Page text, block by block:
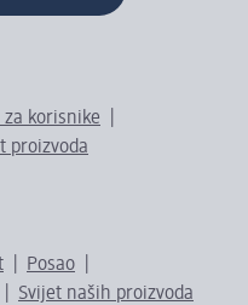
korisnike
proizvoda
Posao
Svijet naših proizvoda